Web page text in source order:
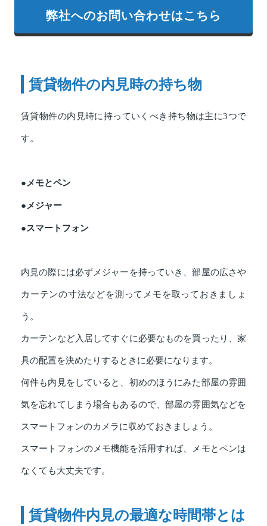
弊社へのお問い合わせはこちら
賃貸物件の内見時の持ち物
賃貸物件の内見時に持っていくべき持ち物は主に3つで
す。
●メモとペン
●メジャー
●スマートフォン
内見の際には必ずメジャーを持っていき、部屋の広さや
カーテンの寸法などを測ってメモを取っておきましょ
う。
カーテンなど入居してすぐに必要なものを買ったり、家
具の配置を決めたりするときに必要になります。
何件も内見をしていると、初めのほうにみた部屋の雰囲
気を忘れてしまう場合もあるので、部屋の雰囲気などを
スマートフォンのカメラに収めておきましょう。
スマートフォンのメモ機能を活用すれば、メモとペンは
なくても大丈夫です。
賃貸物件内見の最適な時間帯とは